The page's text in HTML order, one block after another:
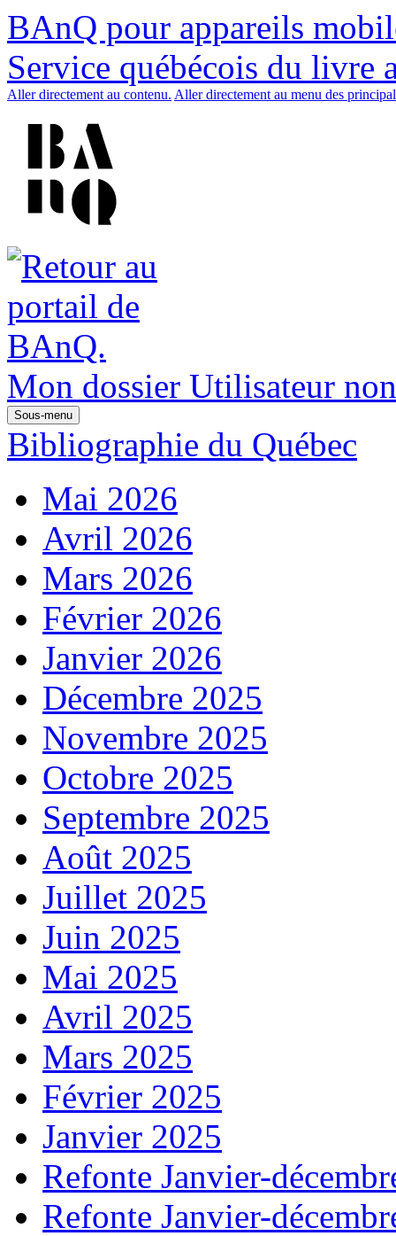
BAnQ pour appareils
Service québécois du livre
Aller directement au contenu. Aller directement au menu des
Mon dossier Utilisateur
Sous-menu
Bibliographie du Québec
Mai 2026
Avril 2026
Mars 2026
Février 2026
Janvier 2026
Décembre 2025
Novembre 2025
Octobre 2025
Septembre 2025
Août 2025
Juillet 2025
Juin 2025
Mai 2025
Avril 2025
Mars 2025
Février 2025
Janvier 2025
Refonte Janvier-
Refonte Janvier-